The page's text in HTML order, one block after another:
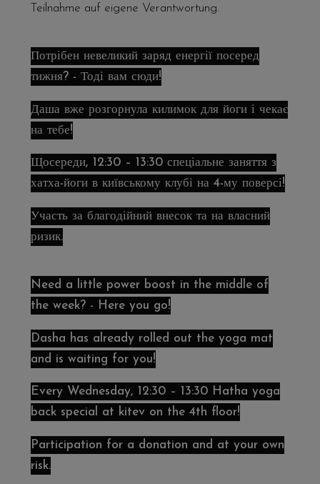
Teilnahme auf eigene Verantwortung.
Потрібен невеликий заряд енергії посеред
тижня? - Тоді вам сюди!
Даша вже розгорнула килимок для йоги і чекає
на тебе!
Щосереди, 12:30 – 13:30 спеціальне заняття з
хатха-йоги в київському клубі на 4-му поверсі!
Участь за благодійний внесок та на власний
ризик.
Need a little power boost in the middle of
the week? - Here you go!
Dasha has already rolled out the yoga mat
and is waiting for you!
Every Wednesday, 12:30 – 13:30 Hatha yoga
back special at kitev on the 4th floor!
Participation for a donation and at your own
risk.